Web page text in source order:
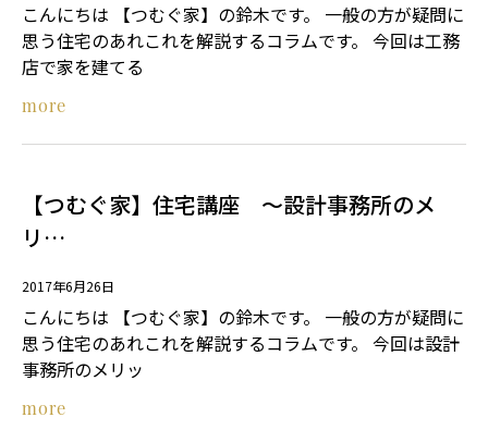
こんにちは 【つむぐ家】の鈴木です。 一般の方が疑問に
思う住宅のあれこれを解説するコラムです。 今回は工務
店で家を建てる
more
【つむぐ家】住宅講座 ～設計事務所のメ
リ…
2017年6月26日
こんにちは 【つむぐ家】の鈴木です。 一般の方が疑問に
思う住宅のあれこれを解説するコラムです。 今回は設計
事務所のメリッ
more